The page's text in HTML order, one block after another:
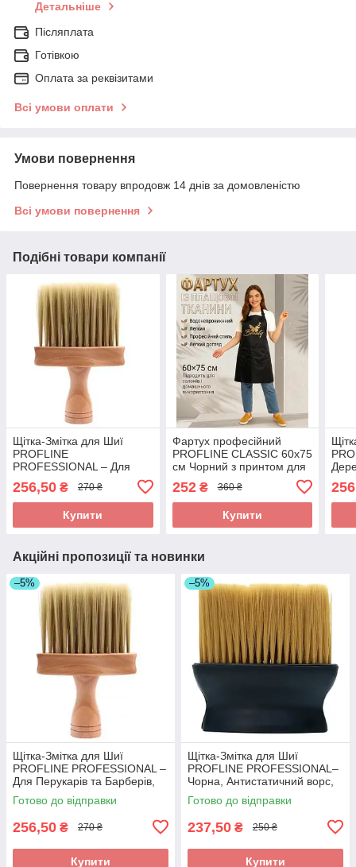
Детальніше
Післяплата
Готівкою
Оплата за реквізитами
Всі умови оплати
Умови повернення
Повернення товару впродовж 14 днів за домовленістю
Всі умови повернення
Подібні товари компанії
Щітка-Змітка для Шиї
PROFLINE
PROFESSIONAL – Для
для видалення зрізаного
волосся. Арт S002
256,50 ₴ 270 ₴
Купити
Фартух професійний
PROFLINE CLASSIC 60х75
см Чорний з принтом для
манікюру Арт.:БЧ6075
252₴ 360 ₴
Купити
Акційні пропозиції та новинки
–5%
Щітка-Змітка для Шиї
PROFLINE PROFESSIONAL –
Для Перукарів та Барберів,
для видалення зрізаного
волосся. Арт S002
Готово до відправки
256,50 ₴ 270 ₴
Купити
–5%
Щітка-Змітка для Шиї
PROFLINE PROFESSIONAL–
Чорна, Антистатичний ворс,
для Перукарів та Берберів.
Арт NB1
Готово до відправки
237,50 ₴ 250 ₴
Купити